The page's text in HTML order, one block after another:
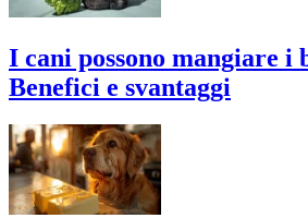
I cani possono mangiare i
Benefici e svantaggi